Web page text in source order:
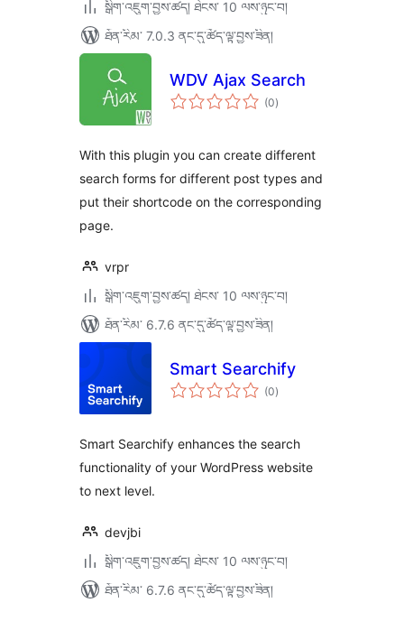
སྒྲིག་འཇུག་བྱས་ཚད། ཐེངས་ 10 ལས་ཉུང་བ།
ཐོན་རིམ་ 7.0.3 ནང་དུ་ཚོད་ལྟ་བྱས་ཟིན།
WDV Ajax Search
(0གདེང་
འཇོག་
)
With this plugin you can create different
search forms for different post types and
put their shortcode on the corresponding
page.
vrpr
སྒྲིག་འཇུག་བྱས་ཚད། ཐེངས་ 10 ལས་ཉུང་བ།
ཐོན་རིམ་ 6.7.6 ནང་དུ་ཚོད་ལྟ་བྱས་ཟིན།
Smart Searchify
(0གདེང་
འཇོག་
)
Smart Searchify enhances the search
functionality of your WordPress website
to next level.
devjbi
སྒྲིག་འཇུག་བྱས་ཚད། ཐེངས་ 10 ལས་ཉུང་བ།
ཐོན་རིམ་ 6.7.6 ནང་དུ་ཚོད་ལྟ་བྱས་ཟིན།